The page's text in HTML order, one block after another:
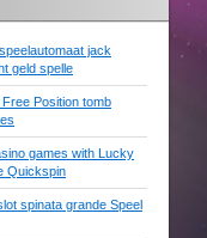
jack
geld spelle
Position tomb
games with Lucky
Quickspin
spinata grande Speel